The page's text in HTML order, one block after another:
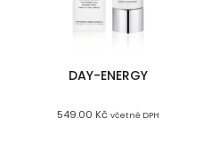
DAY-ENERGY
549.00Kč včetně DPH